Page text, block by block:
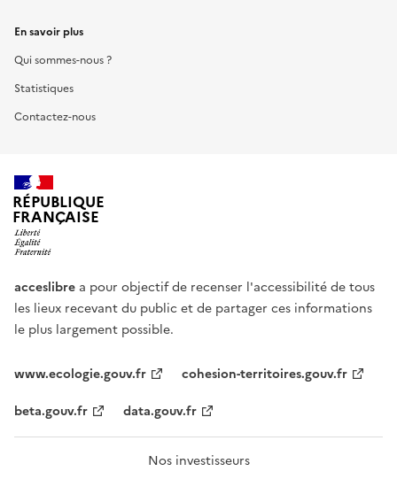
En savoir plus
Qui sommes-nous ?
Statistiques
Contactez-nous
RÉPUBLIQUE
FRANÇAISE
acceslibre a pour objectif de recenser l'accessibilité de tous
les lieux recevant du public et de partager ces informations
le plus largement possible.
www.ecologie.gouv.fr
cohesion-territoires.gouv.fr
beta.gouv.fr
data.gouv.fr
Nos investisseurs